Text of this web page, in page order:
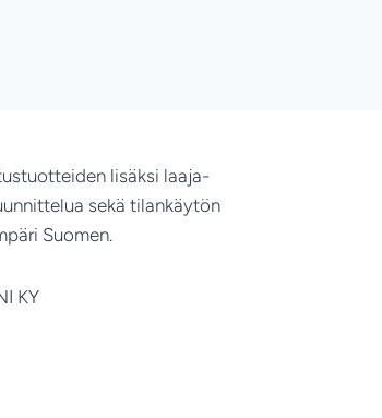
lisäksi laaja-
sekä tilankäytön
Suomen.
KY